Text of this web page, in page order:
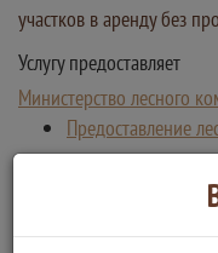
участков в аренду без
Услугу предоставляет
Министерство лесного
Предоставление
торгов